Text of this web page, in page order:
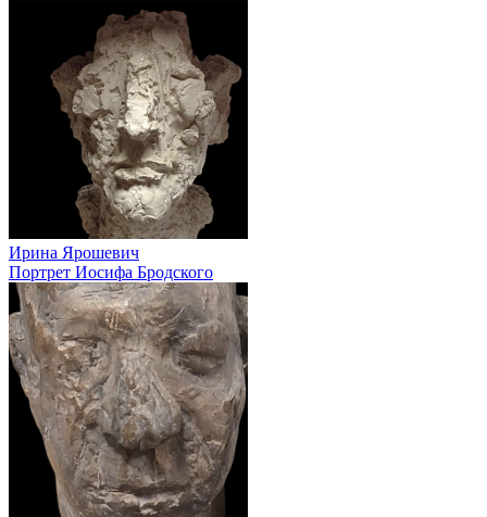
Ирина Ярошевич
Портрет Иосифа Бродского